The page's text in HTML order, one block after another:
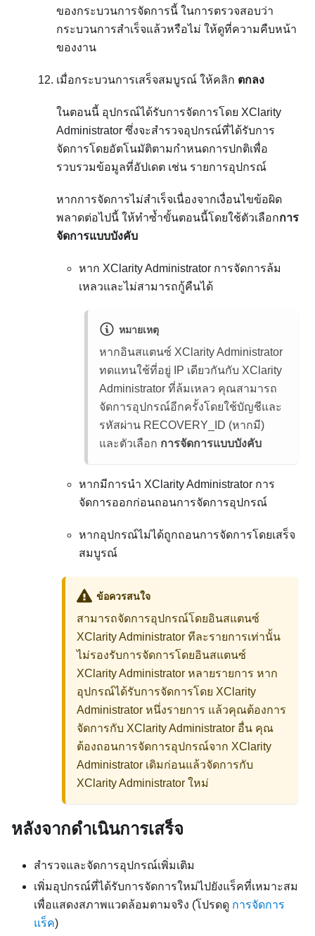
ของกระบวนการจัดการนี้ ในการตรวจสอบว่า
กระบวนการสำเร็จแล้วหรือไม่ ให้ดูที่ความคืบหน้า
ของงาน
เมื่อกระบวนการเสร็จสมบูรณ์ ให้คลิก ตกลง
ในตอนนี้ อุปกรณ์ได้รับการจัดการโดย XClarity
Administrator ซึ่งจะสำรวจอุปกรณ์ที่ได้รับการ
จัดการโดยอัตโนมัติตามกำหนดการปกติเพื่อ
รวบรวมข้อมูลที่อัปเดต เช่น รายการอุปกรณ์
หากการจัดการไม่สำเร็จเนื่องจากเงื่อนไขข้อผิด
พลาดต่อไปนี้ ให้ทำซ้ำขั้นตอนนี้โดยใช้ตัวเลือกการ
จัดการแบบบังคับ
หาก XClarity Administrator การจัดการล้ม
เหลวและไม่สามารถกู้คืนได้
หมายเหตุ
หากอินสแตนซ์ XClarity Administrator
ทดแทนใช้ที่อยู่ IP เดียวกันกับ XClarity
Administrator ที่ล้มเหลว คุณสามารถ
จัดการอุปกรณ์อีกครั้งโดยใช้บัญชีและ
รหัสผ่าน RECOVERY_ID (หากมี)
และตัวเลือก การจัดการแบบบังคับ
หากมีการนำ XClarity Administrator การ
จัดการออกก่อนถอนการจัดการอุปกรณ์
หากอุปกรณ์ไม่ได้ถูกถอนการจัดการโดยเสร็จ
สมบูรณ์
ข้อควรสนใจ
สามารถจัดการอุปกรณ์โดยอินสแตนซ์
XClarity Administrator ทีละรายการเท่านั้น
ไม่รองรับการจัดการโดยอินสแตนซ์
XClarity Administrator หลายรายการ หาก
อุปกรณ์ได้รับการจัดการโดย XClarity
Administrator หนึ่งรายการ แล้วคุณต้องการ
จัดการกับ XClarity Administrator อื่น คุณ
ต้องถอนการจัดการอุปกรณ์จาก XClarity
Administrator เดิมก่อนแล้วจัดการกับ
XClarity Administrator ใหม่
หลังจากดำเนินการเสร็จ
สำรวจและจัดการอุปกรณ์เพิ่มเติม
เพิ่มอุปกรณ์ที่ได้รับการจัดการใหม่ไปยังแร็คที่เหมาะสม
เพื่อแสดงสภาพแวดล้อมตามจริง (โปรดดู การจัดการ
แร็ค)